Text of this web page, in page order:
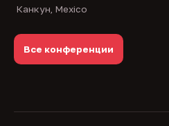
Канкун, Mexico
Все конференции